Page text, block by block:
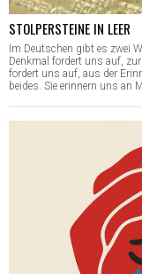
STOLPERSTEINE IN LEER
Im Deutschen gibt es zwei
Denkmal fordert uns auf,
fordert uns auf, aus der
beides. Sie erinnern uns an